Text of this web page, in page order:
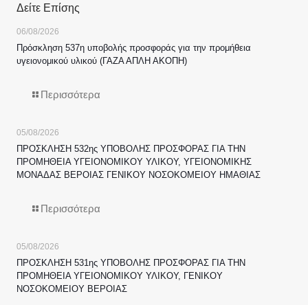
Δείτε Επίσης
06/08/2026
Πρόσκληση 537η υποβολής προσφοράς για την προμήθεια
υγειονομικού υλικού (ΓΑΖΑ ΑΠΛΗ ΑΚΟΠΗ)
Περισσότερα
05/08/2026
ΠΡΟΣΚΛΗΣΗ 532ης ΥΠΟΒΟΛΗΣ ΠΡΟΣΦΟΡΑΣ ΓΙΑ ΤΗΝ
ΠΡΟΜΗΘΕΙΑ ΥΓΕΙΟΝΟΜΙΚΟΥ ΥΛΙΚΟΥ, ΥΓΕΙΟΝΟΜΙΚΗΣ
ΜΟΝΑΔΑΣ ΒΕΡΟΙΑΣ ΓΕΝΙΚΟΥ ΝΟΣΟΚΟΜΕΙΟΥ ΗΜΑΘΙΑΣ
Περισσότερα
05/08/2026
ΠΡΟΣΚΛΗΣΗ 531ης ΥΠΟΒΟΛΗΣ ΠΡΟΣΦΟΡΑΣ ΓΙΑ ΤΗΝ
ΠΡΟΜΗΘΕΙΑ ΥΓΕΙΟΝΟΜΙΚΟΥ ΥΛΙΚΟΥ, ΓΕΝΙΚΟΥ
ΝΟΣΟΚΟΜΕΙΟΥ ΒΕΡΟΙΑΣ